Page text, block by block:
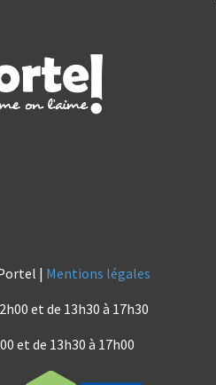
| Mentions légales
et de 13h30 à 17h30
et de 13h30 à 17h00